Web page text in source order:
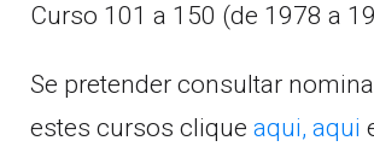
Curso 101 a 150 (de 1978 a
Se pretender consultar
estes cursos clique aqui, aqui